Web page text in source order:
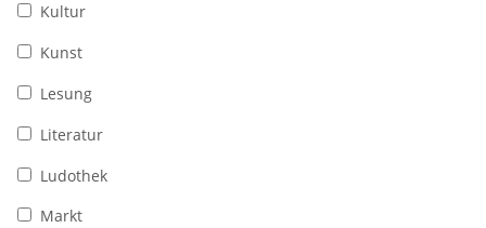
Kultur
Kunst
Lesung
Literatur
Ludothek
Markt